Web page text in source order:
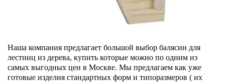
Наша компания предлагает большой выбор балясин для
лестниц из дерева, купить которые можно по одним из
самых выгодных цен в Москве. Мы предлагаем как уже
готовые изделия стандартных форм и типоразмеров ( их